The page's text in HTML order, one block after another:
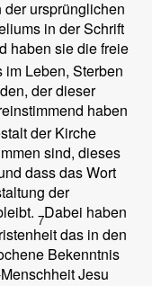
ursprünglichen
in der Schrift
haben sie die freie
Leben, Sterben
der dieser
haben
der Kirche
sind, dieses
dass das Wort
der
7Dabei haben
das in den
Bekenntnis
Jesu